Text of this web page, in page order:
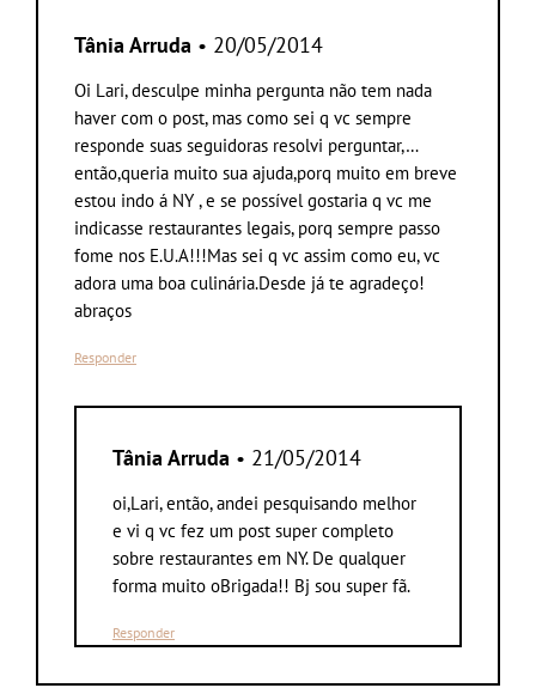
Tânia Arruda • 20/05/2014
Oi Lari, desculpe minha pergunta não tem nada
haver com o post, mas como sei q vc sempre
responde suas seguidoras resolvi perguntar,…
então,queria muito sua ajuda,porq muito em breve
estou indo á NY , e se possível gostaria q vc me
indicasse restaurantes legais, porq sempre passo
fome nos E.U.A!!!Mas sei q vc assim como eu, vc
adora uma boa culinária.Desde já te agradeço!
abraços
Responder
Tânia Arruda • 21/05/2014
oi,Lari, então, andei pesquisando melhor
e vi q vc fez um post super completo
sobre restaurantes em NY. De qualquer
forma muito oBrigada!! Bj sou super fã.
Responder